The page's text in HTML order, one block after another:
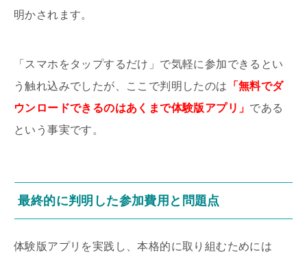
明かされます。
「スマホをタップするだけ」で気軽に参加できるとい
う触れ込みでしたが、ここで判明したのは 「無料でダ
ウンロードできるのはあくまで体験版アプリ」 である
という事実です。
最終的に判明した参加費用と問題点
体験版アプリを実践し、本格的に取り組むためには